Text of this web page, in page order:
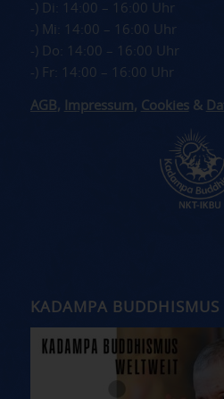
-) Di: 14:00 – 16:00 Uhr
-) Mi: 14:00 – 16:00 Uhr
-) Do: 14:00 – 16:00 Uhr
-) Fr: 14:00 – 16:00 Uhr
AGB , Impressum, Cookies&
KADAMPA BUDDHISMUS